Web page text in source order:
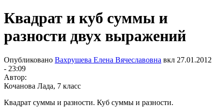
Квадрат и куб суммы и
разности двух выражений
Опубликовано Вахрушева Елена Вячеславовна вкл 27.01.2012
- 23:09
Автор:
Кочанова Лада, 7 класс
Квадрат суммы и разности. Куб суммы и разности.